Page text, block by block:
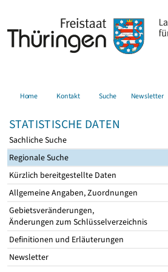
Home Kontakt Suche Newsletter
STATISTISCHE DATEN
Sachliche Suche
Regionale Suche
Kürzlich bereitgestellte Daten
Allgemeine Angaben, Zuordnungen
Gebietsveränderungen,
Änderungen zum Schlüsselverzeichnis
Definitionen und Erläuterungen
Newsletter